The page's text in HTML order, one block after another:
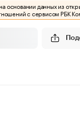
основании данных из
с сервисом РБК